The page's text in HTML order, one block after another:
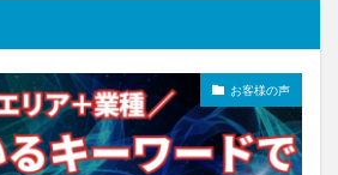
お客様の声